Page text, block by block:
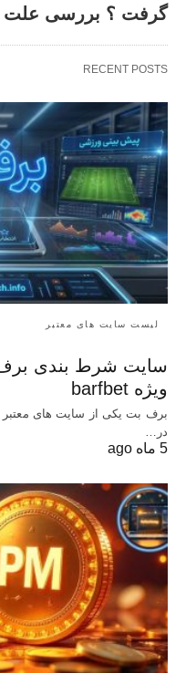
گرفت ؟ بررسی علت
RECENT POSTS
لیست سایت های معتبر
سایت شرط بندی
ویژه barfbet
برف بت یکی از سایت های
در…
5 ماه ago